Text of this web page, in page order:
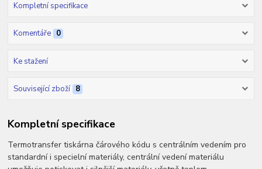
Kompletní specifikace
Komentáře 0
Ke stažení
Související zboží 8
Kompletní specifikace
Termotransfer tiskárna čárového kódu s centrálním vedením pro
standardní i specielní materiály, centrální vedení materiálu